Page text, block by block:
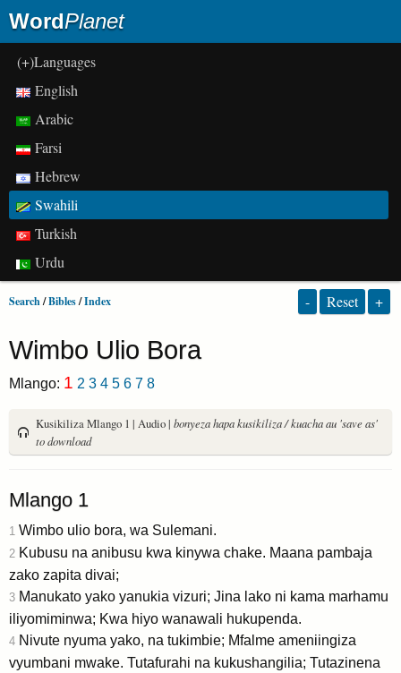
WordPlanet
(+)Languages
English
Arabic
Farsi
Hebrew
Swahili
Turkish
Urdu
Search/Bibles/Index - Reset +
Wimbo Ulio Bora
Mlango: 1 2 3 4 5 6 7 8
Kusikiliza Mlango 1 | Audio | bonyeza hapa kusikiliza / kuacha au 'save as'
to download
Mlango 1
1 Wimbo ulio bora, wa Sulemani.
2 Kubusu na anibusu kwa kinywa chake. Maana pambaja
zako zapita divai;
3 Manukato yako yanukia vizuri; Jina lako ni kama marhamu
iliyomiminwa; Kwa hiyo wanawali hukupenda.
4 Nivute nyuma yako, na tukimbie; Mfalme ameniingiza
vyumbani mwake. Tutafurahi na kukushangilia; Tutazinena